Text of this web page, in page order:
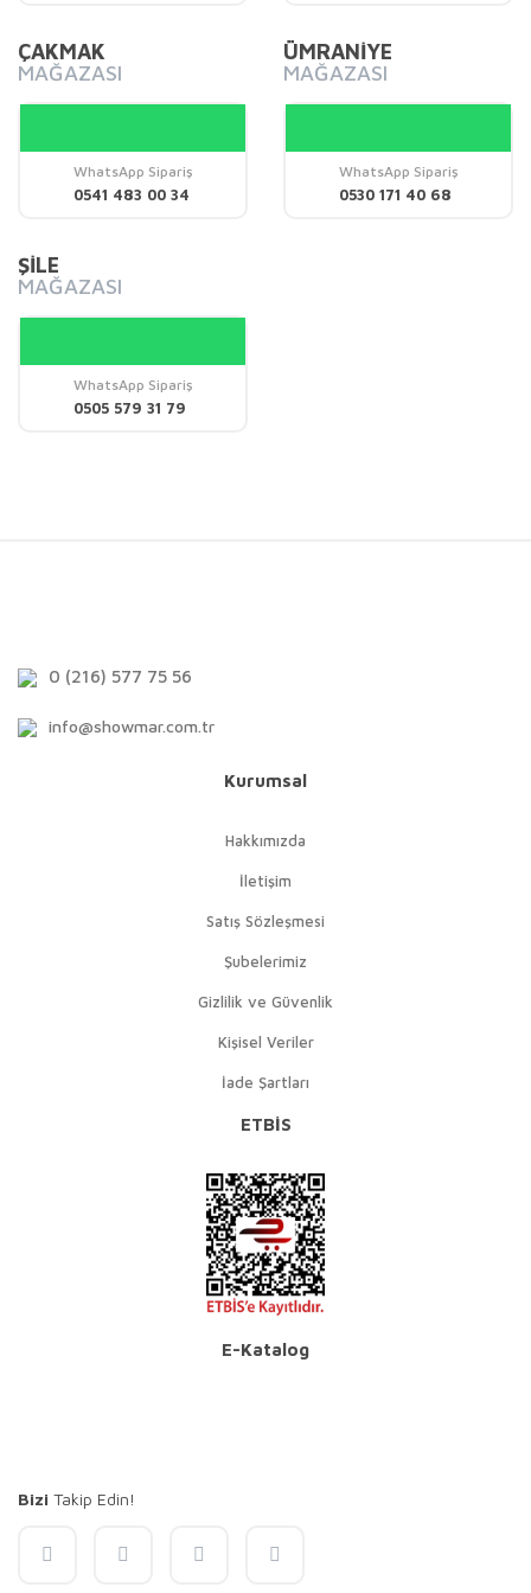
ÇAKMAK
MAĞAZASI
WhatsApp Sipariş
0541 483 00 34
ÜMRANİYE
MAĞAZASI
WhatsApp Sipariş
0530 171 40 68
ŞİLE
MAĞAZASI
WhatsApp Sipariş
0505 579 31 79
0 (216) 577 75 56
info@showmar.com.tr
Kurumsal
Hakkımızda
İletişim
Satış Sözleşmesi
Şubelerimiz
Gizlilik ve Güvenlik
Kişisel Veriler
İade Şartları
ETBİS
E-Katalog
Bizi Takip Edin!